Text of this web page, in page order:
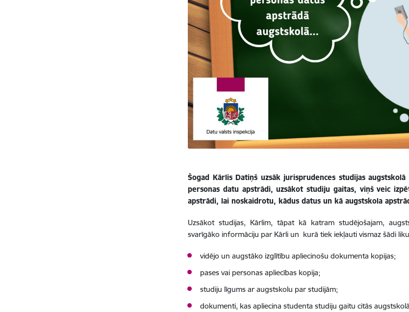
Šogad Kārlis Datiņš uzsāk jurisprudences studijas
personas datu apstrādi, uzsākot studiju gaitas, viņš veic
apstrādi, lai noskaidrotu, kādus datus un kā augstskola
Uzsākot studijas, Kārlim, tāpat kā katram studējošajam,
svarīgāko informāciju par Kārli un kurā tiek iekļauti vismaz šādi
vidējo un augstāko izglītību apliecinošu dokumenta kopijas;
pases vai personas apliecības kopija;
studiju līgums ar augstskolu par studijām;
dokumenti, kas apliecina studenta studiju gaitu citās